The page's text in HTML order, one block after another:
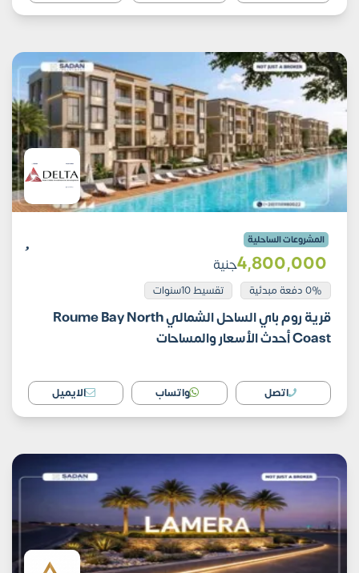
المشروعات الساحلية
4٬800٬000جنية
0% دفعة مبدئية تقسيط 10سنوات
قرية روم باي الساحل الشمالي Roume Bay North
Coast أحدث الأسعار والمساحات
اتصل واتساب الايميل